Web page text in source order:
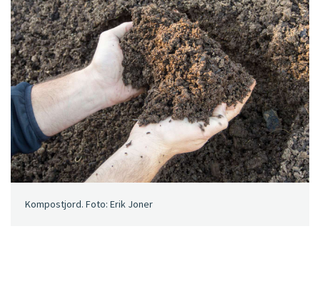
Kompostjord. Foto: Erik Joner